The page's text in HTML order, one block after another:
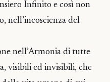
Infinito e così non
nell’incoscienza del
nell’Armonia di tutte
visibili ed invisibili, che